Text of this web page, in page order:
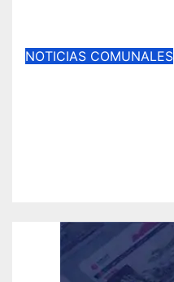
NOTICIAS COMUNALES